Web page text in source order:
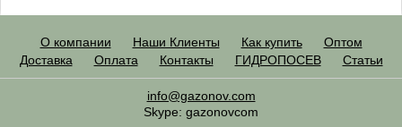
О компании Наши Клиенты Как купить
Оптом
Доставка
Оплата Контакты ГИДРОПОСЕВ Статьи
info@gazonov.com
Skype: gazonovcom